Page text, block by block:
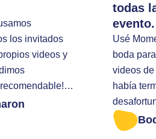
los invitados
videos y
todas
de forma muy
todas
evento.
Usé
boda
videos
había
portátil. Entonces envié un mensaje